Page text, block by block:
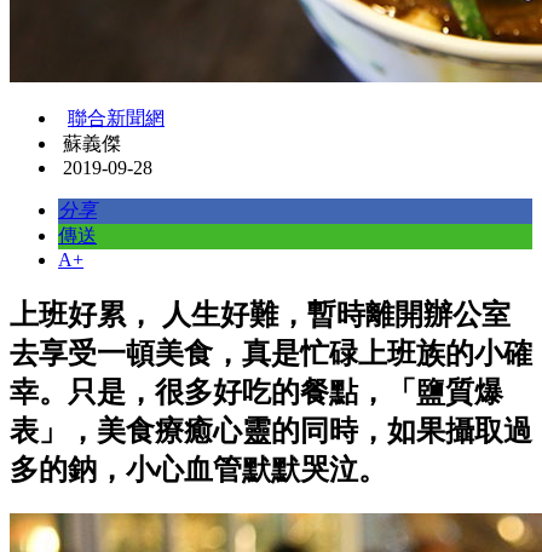
聯合新聞網
蘇義傑
2019-09-28
分享
傳送
A+
上班好累， 人生好難，暫時離開辦公室
去享受一頓美食，真是忙碌上班族的小確
幸。只是，很多好吃的餐點，「鹽質爆
表」，美食療癒心靈的同時，如果攝取過
多的鈉，小心血管默默哭泣。